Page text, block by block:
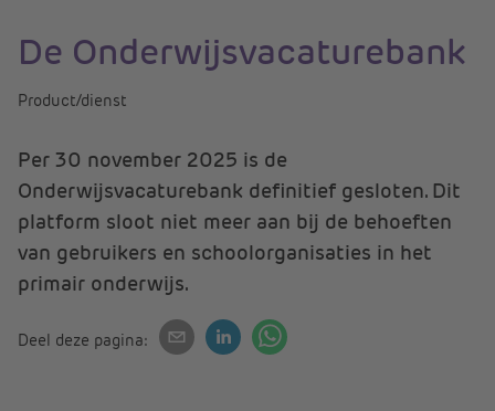
De Onderwijsvacaturebank
Product/dienst
Per 30 november 2025 is de
Onderwijsvacaturebank definitief gesloten. Dit
platform sloot niet meer aan bij de behoeften
van gebruikers en schoolorganisaties in het
primair onderwijs.
Deel deze pagina: